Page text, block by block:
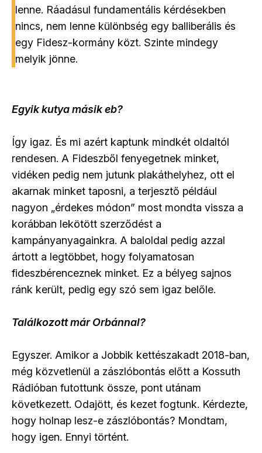
lenne. Ráadásul fundamentális kérdésekben
nincs, nem lenne különbség egy balliberális és
egy Fidesz-kormány közt. Szinte mindegy
melyik jönne.
Egyik kutya másik eb?
Így igaz. És mi azért kaptunk mindkét oldaltól
rendesen. A Fideszből fenyegetnek minket,
vidéken pedig nem jutunk plakáthelyhez, ott el
akarnak minket taposni, a terjesztő például
nagyon „érdekes módon” most mondta vissza a
korábban lekötött szerződést a
kampányanyagainkra. A baloldal pedig azzal
ártott a legtöbbet, hogy folyamatosan
fideszbérenceznek minket. Ez a bélyeg sajnos
ránk került, pedig egy szó sem igaz belőle.
Találkozott már Orbánnal?
Egyszer. Amikor a Jobbik kettészakadt 2018-ban,
még közvetlenül a zászlóbontás előtt a Kossuth
Rádióban futottunk össze, pont utánam
következett. Odajött, és kezet fogtunk. Kérdezte,
hogy holnap lesz-e zászlóbontás? Mondtam,
hogy igen. Ennyi történt.